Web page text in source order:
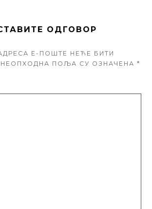
ОДГОВОР
Е-ПОШТЕ НЕЋЕ БИТИ
НЕОПХОДНА ПОЉА СУ ОЗНАЧЕНА *